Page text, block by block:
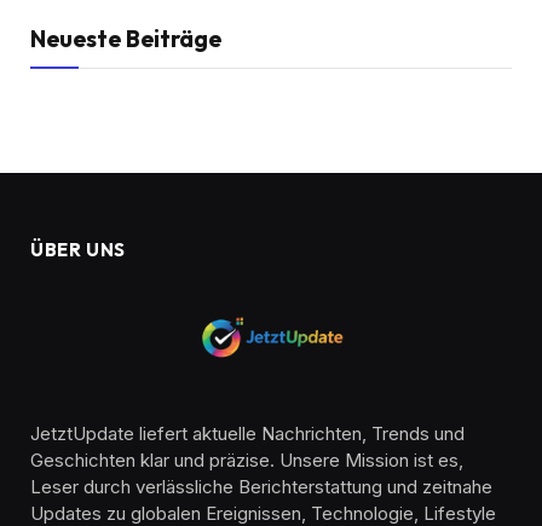
Neueste Beiträge
ÜBER UNS
JetztUpdate liefert aktuelle Nachrichten, Trends und
Geschichten klar und präzise. Unsere Mission ist es,
Leser durch verlässliche Berichterstattung und zeitnahe
Updates zu globalen Ereignissen, Technologie, Lifestyle